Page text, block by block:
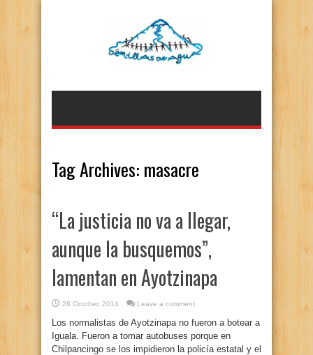
Tag Archives: masacre
“La justicia no va a llegar,
aunque la busquemos”,
lamentan en Ayotzinapa
28 October, 2014 Leave a comment
Los normalistas de Ayotzinapa no fueron a botear a
Iguala. Fueron a tomar autobuses porque en
Chilpancingo se los impidieron la policía estatal y el